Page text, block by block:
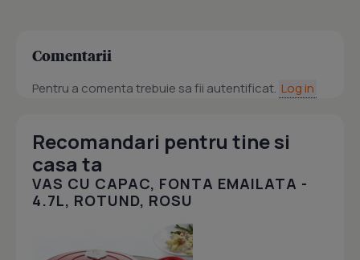
Comentarii
Pentru a comenta trebuie sa fii autentificat. Log in
Recomandari pentru tine si
casa ta
VAS CU CAPAC, FONTA EMAILATA -
4.7L, ROTUND, ROSU